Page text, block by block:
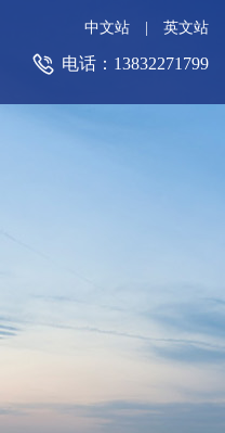
中文站 英文站
 电话：13832271799